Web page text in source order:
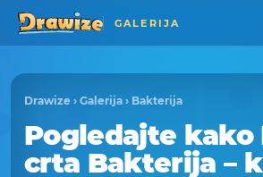
GALERIJA
Drawize › Galerija › Bakterija
Pogledajte kako
crta Bakterija –